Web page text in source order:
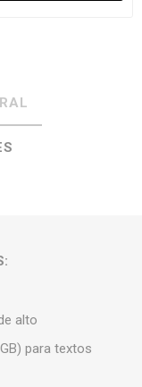
alto
para textos